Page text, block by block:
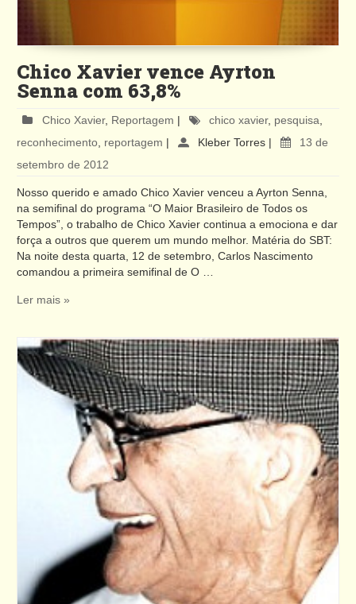
Chico Xavier vence Ayrton
Senna com 63,8%
Chico Xavier, Reportagem | chico xavier, pesquisa
reconhecimento reportagem | Kleber Torres |
13 de
setembro de 2012
Nosso querido e amado Chico Xavier venceu a Ayrton Senna,
na semifinal do programa “O Maior Brasileiro de Todos os
Tempos”, o trabalho de Chico Xavier continua a emociona e dar
força a outros que querem um mundo melhor. Matéria do SBT:
Na noite desta quarta, 12 de setembro, Carlos Nascimento
comandou a primeira semifinal de O …
Ler mais »